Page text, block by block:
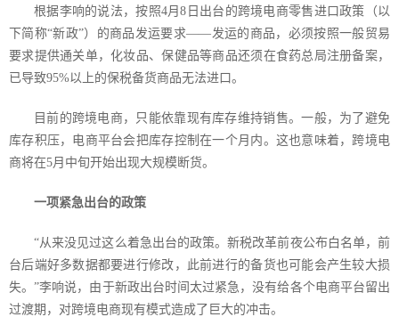
根据李响的说法，按照4月8 日出台的跨境电商零售进口政策（以
下简称“新政”）的商品发运要求——发运的商品，必须按照一般贸易
要求提供通关单，化妆品、保健品等商品还须在食药总局注册备案，
已导致95%以上的保税备货商品无法进口。
目前的跨境电商，只能依靠现有库存维持销售。一般，为了避免
库存积压，电商平台会把库存控制在一个月内。这也意味着，跨境电
商将在5月中旬开始出现大规模断货。
一项紧急出台的政策
“从来没见过这么着急出台的政策。新税改革前夜公布白名单，前
台后端好多数据都要进行修改，此前进行的备货也可能会产生较大损
失。”李响说，由于新政出台时间太过紧急，没有给各个电商平台留出
过渡期，对跨境电商现有模式造成了巨大的冲击。